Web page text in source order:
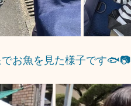
お魚を見た様子です🐟📷